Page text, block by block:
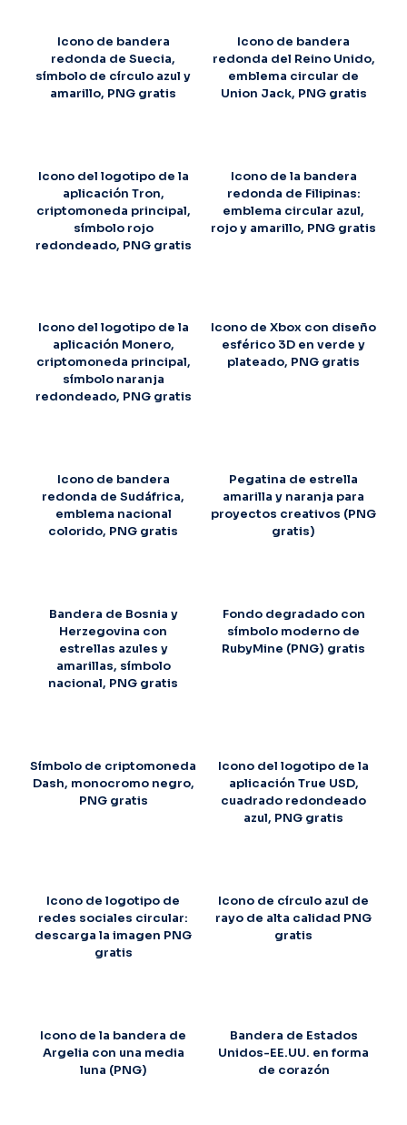
Icono de bandera
redonda de Suecia,
símbolo de círculo azul y
amarillo, PNG gratis
Icono de bandera
redonda del Reino Unido,
emblema circular de
Union Jack, PNG gratis
Icono del logotipo de la
aplicación Tron,
criptomoneda principal,
símbolo rojo
redondeado, PNG gratis
Icono de la bandera
redonda de Filipinas:
emblema circular azul,
rojo y amarillo, PNG gratis
Icono del logotipo de la
aplicación Monero,
criptomoneda principal,
símbolo naranja
redondeado, PNG gratis
Icono de Xbox con diseño
esférico 3D en verde y
plateado, PNG gratis
Icono de bandera
redonda de Sudáfrica,
emblema nacional
colorido, PNG gratis
Pegatina de estrella
amarilla y naranja para
proyectos creativos (PNG
gratis)
Bandera de Bosnia y
Herzegovina con
estrellas azules y
amarillas, símbolo
nacional, PNG gratis
Fondo degradado con
símbolo moderno de
RubyMine (PNG) gratis
Símbolo de criptomoneda
Dash, monocromo negro,
PNG gratis
Icono del logotipo de la
aplicación True USD,
cuadrado redondeado
azul, PNG gratis
Icono de logotipo de
redes sociales circular:
descarga la imagen PNG
gratis
Icono de círculo azul de
rayo de alta calidad PNG
gratis
Icono de la bandera de
Argelia con una media
luna (PNG)
Bandera de Estados
Unidos-EE.UU. en forma
de corazón